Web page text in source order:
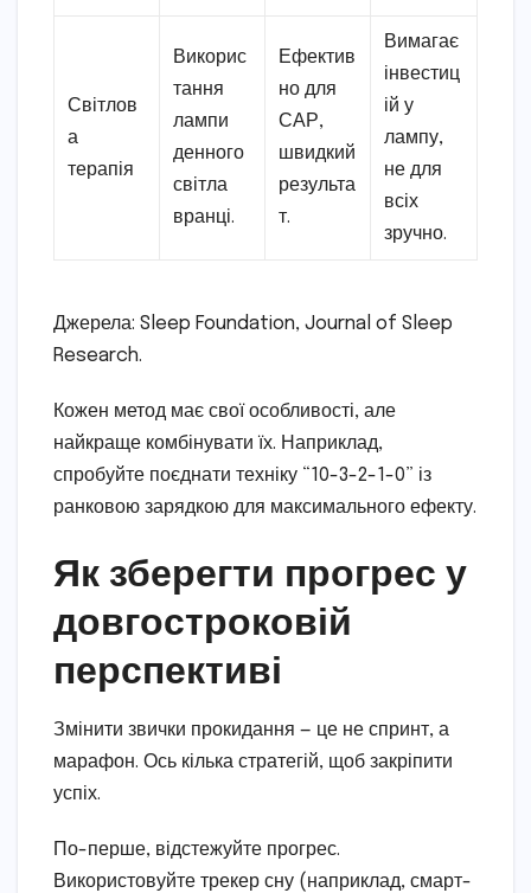
Світлов
а
терапія
Викорис
тання
лампи
денного
світла
вранці.
Ефектив
но для
САР,
швидкий
результа
т.
Вимагає
інвестиц
ій у
лампу,
не для
всіх
зручно.
Джерела: Sleep Foundation, Journal of Sleep
Research.
Кожен метод має свої особливості, але
найкраще комбінувати їх. Наприклад,
спробуйте поєднати техніку “10-3-2-1-0” із
ранковою зарядкою для максимального ефекту.
Як зберегти прогрес у
довгостроковій
перспективі
Змінити звички прокидання — це не спринт, а
марафон. Ось кілька стратегій, щоб закріпити
успіх.
По-перше, відстежуйте прогрес.
Використовуйте трекер сну (наприклад, смарт-